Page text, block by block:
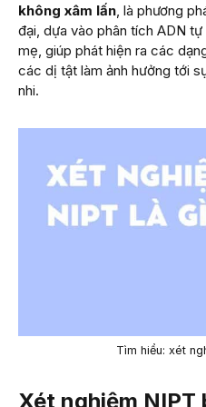
không xâm lấn, là phương
đại, dựa vào phân tích ADN
mẹ, giúp phát hiện ra các
các dị tật làm ảnh hưởng tới
nhi.
Tìm hiểu: xét
Xét nghiệm